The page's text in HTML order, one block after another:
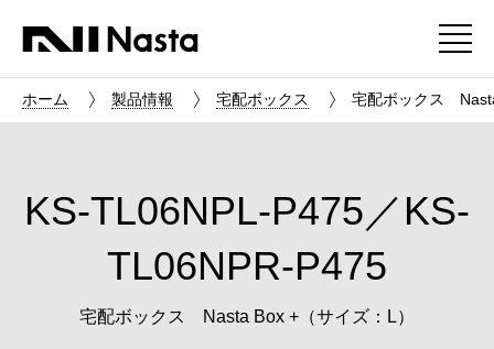
ホーム 製品情報 宅配ボックス 宅配ボックス
KS-TL06NPL-P475／KS-
TL06NPR-P475
宅配ボックス Nasta Box +（サイズ：L）